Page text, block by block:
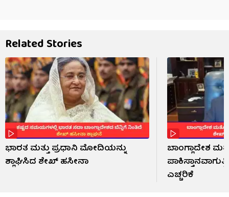
Related Stories
ಭಾರತ ಮತ್ತು ಪ್ರಧಾನಿ ಮೋದಿಯನ್ನು
ಶ್ಲಾಘಿಸಿದ ಶೇಖ್ ಹಸೀನಾ
ಬಾಂಗ್ಲಾದೇಶ
ಎಚ್ಚರಿಕೆ